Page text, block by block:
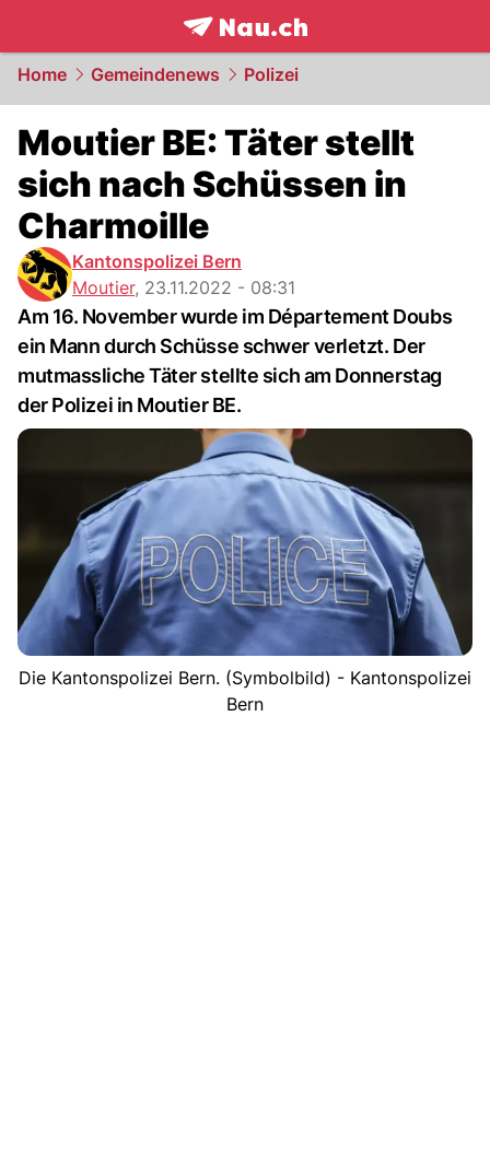
frontpage.NAU.ch
Home Gemeindenews Polizei
Moutier BE: Täter stellt
sich nach Schüssen in
Charmoille
Kantonspolizei Bern
Moutier, 23.11.2022 - 08:31
Am 16. November wurde im Département Doubs
ein Mann durch Schüsse schwer verletzt. Der
mutmassliche Täter stellte sich am Donnerstag
der Polizei in Moutier BE.
Die Kantonspolizei Bern. (Symbolbild) - Kantonspolizei
Bern